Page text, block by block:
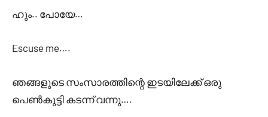
ഹും.. പോയേ…
Escuse me….
ഞങ്ങളുടെ സംസാരത്തിന്റെ ഇടയിലേക്ക് ഒരു
പെൺകുട്ടി കടന്ന് വന്നു….